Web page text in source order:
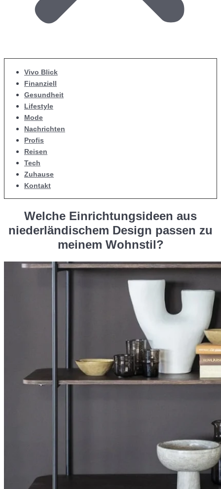
Vivo Blick
Finanziell
Gesundheit
Lifestyle
Mode
Nachrichten
Profis
Reisen
Tech
Zuhause
Kontakt
Welche Einrichtungsideen aus
niederländischem Design passen zu
meinem Wohnstil?